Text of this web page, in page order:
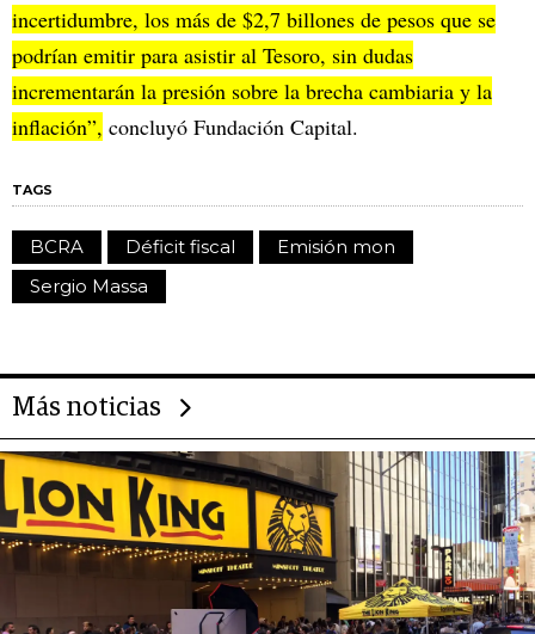
incertidumbre, los más de $2,7 billones de pesos que se
podrían emitir para asistir al Tesoro, sin dudas
incrementarán la presión sobre la brecha cambiaria y la
inflación”, concluyó Fundación Capital.
TAGS
BCRA Déficit fiscal
Emisión mon
Sergio Massa
Más noticias